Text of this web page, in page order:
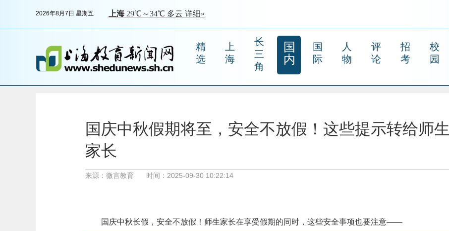
2026年8月7日 星期五
精
选
上
海
长
三
角
国
内
国
际
人
物
评
论
招
考
校
园
国庆中秋假期将至，安全不放假！这些提示转给师生
家长
来源：微言教育 时间：2025-09-30 10:22:14
国庆中秋长假，安全不放假！师生家长在享受假期的同时，这些安全事项也要注意——